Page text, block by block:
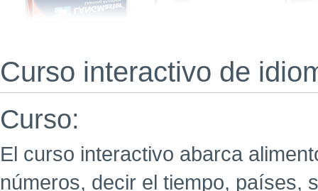
Curso interactivo de
Curso:
El curso interactivo abarca
números, decir el tiempo, países,